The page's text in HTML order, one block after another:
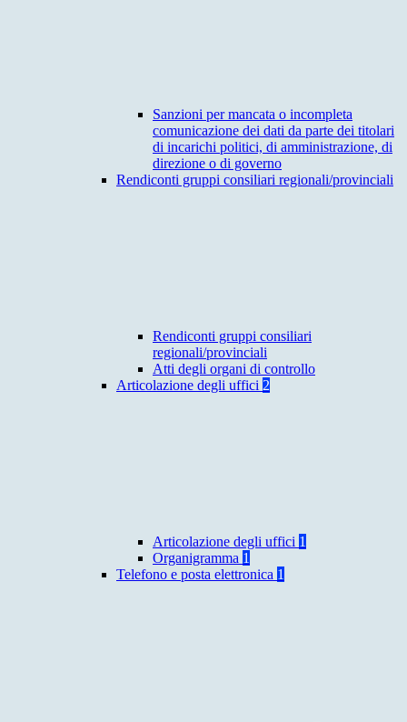
Sanzioni per mancata o incompleta
comunicazione dei dati da parte dei titolari
di incarichi politici, di amministrazione, di
direzione o di governo
Rendiconti gruppi consiliari regionali/provinciali
Rendiconti gruppi consiliari
regionali/provinciali
Atti degli organi di controllo
Articolazione degli uffici 2
Articolazione degli uffici 1
Organigramma 1
Telefono e posta elettronica 1